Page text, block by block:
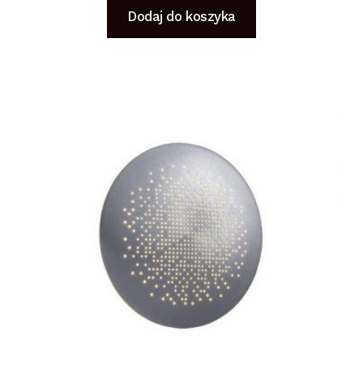
Dodaj do koszyka